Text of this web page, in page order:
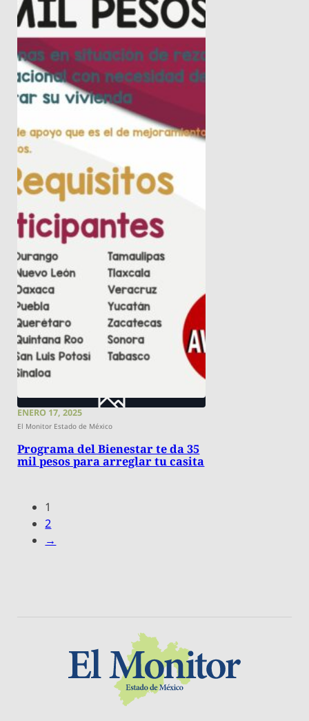
ENERO 17, 2025
El Monitor Estado de México
Programa del Bienestar te da 35
mil pesos para arreglar tu casita
1
2
→